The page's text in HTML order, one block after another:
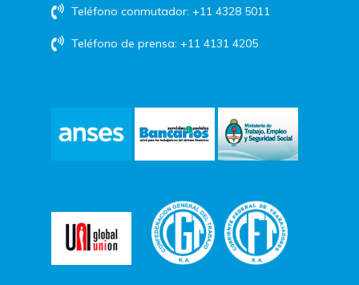
Teléfono conmutador: +11 4328 5011
Teléfono de prensa: +11 4131 4205